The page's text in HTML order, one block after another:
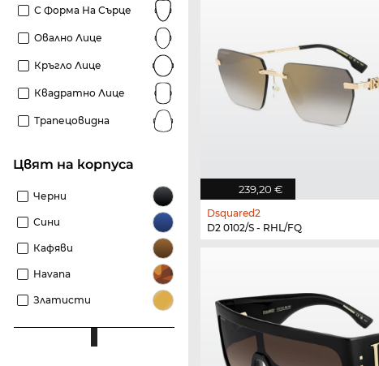
С Форма На Сърце
Овално Лице
Кръгло Лице
Квадратно Лице
Трапецовидна
Цвят на корпуса
Черни
Сини
Кафяви
Havana
Златисти
239,20 €
Dsquared2
D2 0102/S - RHL/FQ